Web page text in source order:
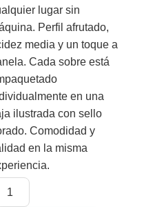
lugar sin
Perfil afrutado,
media y un toque a
Cada sobre está
en una
ilustrada con sello
Comodidad y
en la misma